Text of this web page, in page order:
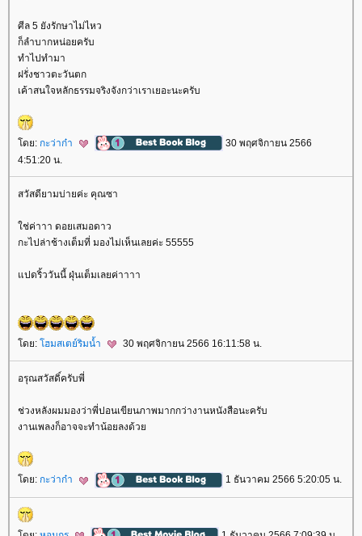
ศีล 5 ยังรักษาไม่ไหว
ก็ลำบากหน่อยครับ
ทำไปทำมา
ฝรั่งชาวตะวันตก
เค้าสนใจหลักธรรมจริงจังกว่าเราเยอะนะครับ
ดย: กะว่าก๋า
30 พฤศจิกายน 2566
4:51:20 น.
สวัสดียามบ่ายค่ะ คุณซา
ช่ค่าาา ดอยเสมอดาว
กะไปล่าช้างเต็มที่ มองไม่เห็นเลยค่ะ 55555
ปดริ้ววันนี้ ฝุ่นเต็มเลยค่าาาา
ดย: ฮมสเตย์ริมน้ำ 30 พฤศจิกายน 2566 16:11:58 น.
อรุณสวัสดิ์ครับพี่
ช่วงหลังผมมองว่าพี่ปอนเขียนภาพมากกว่างานหนังสือนะครับ
งานเพลงก็อาจจะทำน้อยลงด้ว
ดย: กะว่าก๋า 1 ธันวาคม 2566 5:20:05 น.